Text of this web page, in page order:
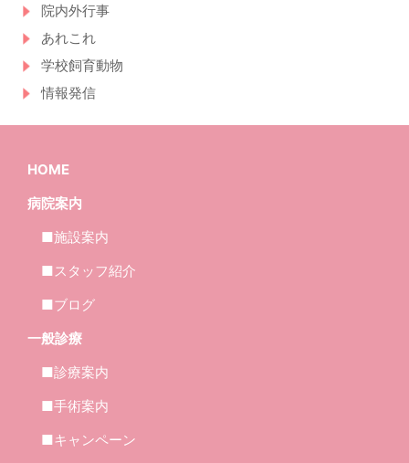
院内外行事
あれこれ
学校飼育動物
情報発信
HOME
病院案内
■施設案内
■スタッフ紹介
■ブログ
一般診療
■診療案内
■手術案内
■キャンペーン